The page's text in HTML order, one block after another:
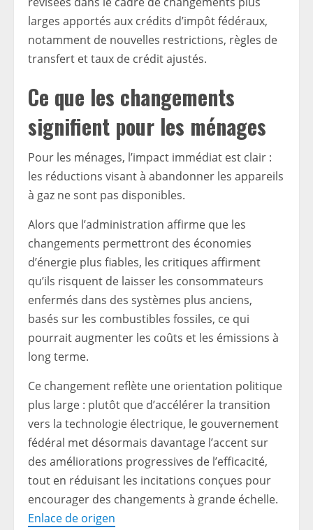
larges apportés aux crédits d’impôt fédéraux,
notamment de nouvelles restrictions, règles de
transfert et taux de crédit ajustés.
Ce que les changements
signifient pour les ménages
Pour les ménages, l’impact immédiat est clair :
les réductions visant à abandonner les appareils
à gaz ne sont pas disponibles.
Alors que l’administration affirme que les
changements permettront des économies
d’énergie plus fiables, les critiques affirment
qu’ils risquent de laisser les consommateurs
enfermés dans des systèmes plus anciens,
basés sur les combustibles fossiles, ce qui
pourrait augmenter les coûts et les émissions à
long terme.
Ce changement reflète une orientation politique
plus large : plutôt que d’accélérer la transition
vers la technologie électrique, le gouvernement
fédéral met désormais davantage l’accent sur
des améliorations progressives de l’efficacité,
tout en réduisant les incitations conçues pour
encourager des changements à grande échelle.
Enlace de origen